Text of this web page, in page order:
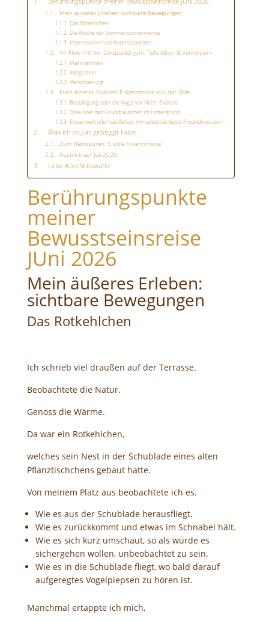
Mein äußeres Erleben: sichtbare Bewegungen
Das Rotkehlchen
Die Woche der Sommersonnenwende
Impressionen und Impressionisten
Im Flow mit der Zeitqualität Juni: Tiefe leben & verkörpern
Wahrnehmen
Integration
Verkörperung
Mein inneres Erleben: Erkenntnisse aus der Stille
Bestätigung oder die Angst vor Nicht- Existenz
Stille oder das Grundrauschen im Hintergrund
Einsamkeit oder das Rätsel, mir selbst die beste Freundin zu sein
Was ich im Juni gebloggt habe
Zum Reinspüren: 5 stille Erkenntnisse
Ausblick auf Juli 2026
Leise Abschlussworte
Berührungspunkte
meiner
Bewusstseinsreise
JUni 2026
Mein äußeres Erleben:
sichtbare Bewegungen
Das Rotkehlchen
Ich schrieb viel draußen auf der Terrasse.
Beobachtete die Natur.
Genoss die Wärme.
Da war ein Rotkehlchen,
welches sein Nest in der Schublade eines alten
Pflanztischchens gebaut hatte.
Von meinem Platz aus beobachtete ich es.
Wie es aus der Schublade herausfliegt.
Wie es zurückkommt und etwas im Schnabel hält.
Wie es sich kurz umschaut, so als würde es
sichergehen wollen, unbeobachtet zu sein.
Wie es in die Schublade fliegt, wo bald darauf
aufgeregtes Vogelpiepsen zu hören ist.
Manchmal ertappte ich mich,